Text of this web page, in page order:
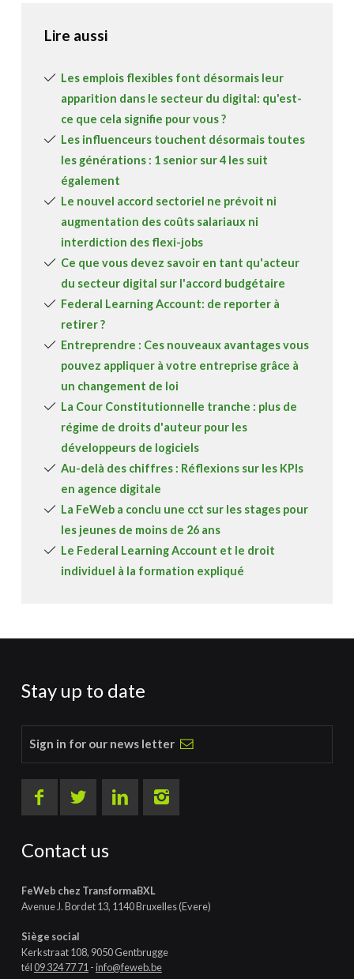
Lire aussi
Les emplois flexibles font désormais leur
apparition dans le secteur du digital: qu'est-
ce que cela signifie pour vous ?
Les influenceurs touchent désormais toutes
les générations : 1 senior sur 4 les suit
également
Le nouvel accord sectoriel ne prévoit ni
augmentation des coûts salariaux ni
interdiction des flexi-jobs
Ce que vous devez savoir en tant qu'acteur
du secteur digital sur l'accord budgétaire
Federal Learning Account: de reporter à
retirer ?
Entreprendre : Ces nouveaux avantages vous
pouvez appliquer à votre entreprise grâce à
un changement de loi
La Cour Constitutionnelle tranche : plus de
régime de droits d'auteur pour les
développeurs de logiciels
Au-delà des chiffres : Réflexions sur les KPIs
en agence digitale
La FeWeb a conclu une cct sur les stages pour
les jeunes de moins de 26 ans
Le Federal Learning Account et le droit
individuel à la formation expliqué
Stay up to date
Sign in for our news letter
Contact us
FeWeb chez TransformaBXL
Avenue J. Bordet 13, 1140 Bruxelles (Evere)
Siège social
Kerkstraat 108, 9050 Gentbrugge
tél09 324 77 71 -info@feweb.be